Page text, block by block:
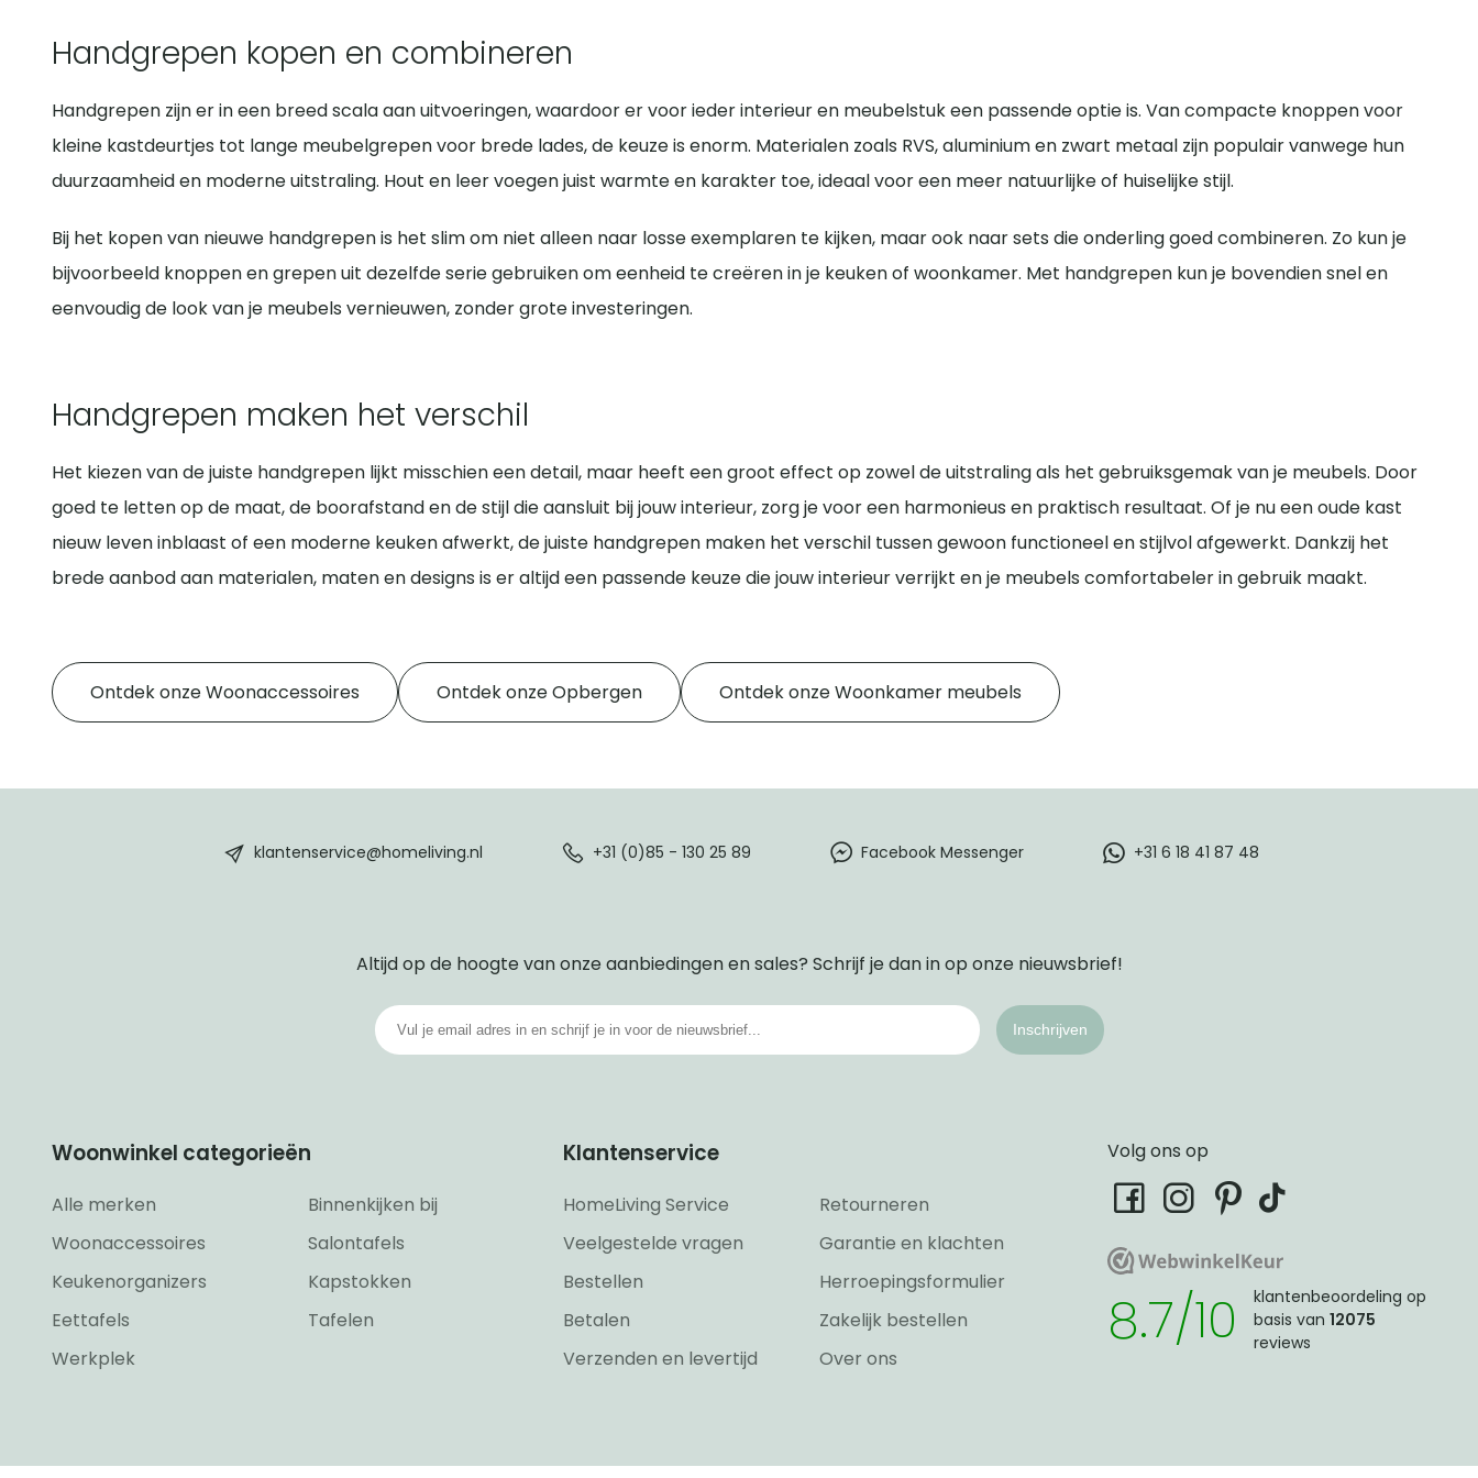
log en rommelig ogen. Een handige richtlijn is om een greep te kiezen die ongeveer een derde van de breedte van het front beslaat. Zo ontstaat een
harmonieus beeld en blijft de bediening praktisch.
Veelvoorkomende standaardmaten zijn 96 mm, 128 mm en 160 mm. Bij oudere of speciale meubels kan de maat echter afwijken, waardoor je extra goed moet
controleren. Wanneer je handgrepen vervangt, kies je idealiter een model met dezelfde boorafstand. Dit voorkomt dat oude boorgaten zichtbaar blijven of
dat je het meubel moet aanpassen. Voor nieuwe meubels kun je de afstand zelf bepalen, afhankelijk van de uitstraling en de grootte van de greep die je wilt
gebruiken.
juist stoere grepen van zwart metaal, leer of ruwe afwerkingen die kracht en karakter uitstralen.
Voor een landelijk interieur zijn handgrepen van hout, keramiek of messing met sierlijke details vaak een goede match. Denk aan porseleinen knoppen met een
subtiel motief of klassieke schelpgrepen die warmte en nostalgie toevoegen. In een Scandinavische woonstijl werken lichte houtsoorten, gecombineerd met
eenvoudige vormen, heel goed.
Door de stijl van de greep af te stemmen op de materialen en kleuren van je meubels en accessoires, creëer je een samenhangend geheel. Zo zorgen de
handgrepen ervoor dat je interieur niet alleen functioneel, maar ook visueel perfect klopt.
Handgrepen kopen en combineren
Handgrepen zijn er in een breed scala aan uitvoeringen, waardoor er voor ieder interieur en meubelstuk een passende optie is. Van compacte knoppen voor
kleine kastdeurtjes tot lange meubelgrepen voor brede lades, de keuze is enorm. Materialen zoals RVS, aluminium en zwart metaal zijn populair vanwege hun
duurzaamheid en moderne uitstraling. Hout en leer voegen juist warmte en karakter toe, ideaal voor een meer natuurlijke of huiselijke stijl.
Bij het kopen van nieuwe handgrepen is het slim om niet alleen naar losse exemplaren te kijken, maar ook naar sets die onderling goed combineren. Zo kun je
bijvoorbeeld knoppen en grepen uit dezelfde serie gebruiken om eenheid te creëren in je keuken of woonkamer. Met handgrepen kun je bovendien snel en
eenvoudig de look van je meubels vernieuwen, zonder grote investeringen.
Handgrepen maken het verschil
Het kiezen van de juiste handgrepen lijkt misschien een detail, maar heeft een groot effect op zowel de uitstraling als het gebruiksgemak van je meubels. Door
goed te letten op de maat, de boorafstand en de stijl die aansluit bij jouw interieur, zorg je voor een harmonieus en praktisch resultaat. Of je nu een oude kast
nieuw leven inblaast of een moderne keuken afwerkt, de juiste handgrepen maken het verschil tussen gewoon functioneel en stijlvol afgewerkt. Dankzij het
brede aanbod aan materialen, maten en designs is er altijd een passende keuze die jouw interieur verrijkt en je meubels comfortabeler in gebruik maakt.
Ontdek onze Woonaccessoires Ontdek onze Opbergen Ontdek onze Woonkamer meubels
klantenservice@homeliving.nl +31 (0)85 - 130 25 89 Facebook Messenger +31 6 18 41 87 48
Altijd op de hoogte van onze aanbiedingen en sales? Schrijf je dan in op onze nieuwsbrief!
Inschrijven
Woonwinkel categorieën
Alle merken
Binnenkijken bij
Woonaccessoires
Salontafels
Keukenorganizers
Kapstokken
Eettafels
Tafelen
Werkplek
Klantenservice
HomeLiving Service
Retourneren
Veelgestelde vragen
Garantie en klachten
Bestellen
Herroepingsformulier
Betalen
Zakelijk bestellen
Verzenden en levertijd
Over ons
Volg ons op
facebookinstagram
pinterest
tiktok
WebwinkelKeur
WebwinkelKeur
8.7/10
klantenbeoordeling op
basis van 12075
reviews